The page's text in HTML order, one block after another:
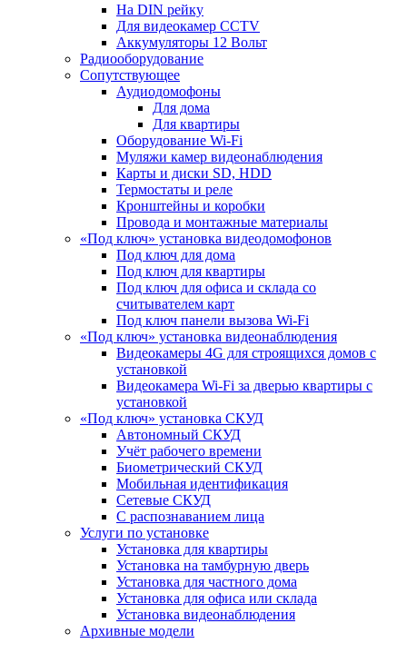
На DIN рейку
Для видеокамер CCTV
Аккумуляторы 12 Вольт
Радиооборудование
Сопутствующее
Аудиодомофоны
Для дома
Для квартиры
Оборудование Wi-Fi
Муляжи камер видеонаблюдения
Карты и диски SD, HDD
Термостаты и реле
Кронштейны и коробки
Провода и монтажные материалы
«Под ключ» установка видеодомофонов
Под ключ для дома
Под ключ для квартиры
Под ключ для офиса и склада со
считывателем карт
Под ключ панели вызова Wi-Fi
«Под ключ» установка видеонаблюдения
Видеокамеры 4G для строящихся домов с
установкой
Видеокамера Wi-Fi за дверью квартиры с
установкой
«Под ключ» установка СКУД
Автономный СКУД
Учёт рабочего времени
Биометрический СКУД
Мобильная идентификация
Сетевые СКУД
С распознаванием лица
Услуги по установке
Установка для квартиры
Установка на тамбурную дверь
Установка для частного дома
Установка для офиса или склада
Установка видеонаблюдения
Архивные модели